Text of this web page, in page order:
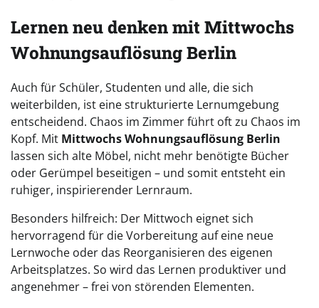
Lernen neu denken mit Mittwochs
Wohnungsauflösung Berlin
Auch für Schüler, Studenten und alle, die sich
weiterbilden, ist eine strukturierte Lernumgebung
entscheidend. Chaos im Zimmer führt oft zu Chaos im
Kopf. Mit Mittwochs Wohnungsauflösung Berlin
lassen sich alte Möbel, nicht mehr benötigte Bücher
oder Gerümpel beseitigen – und somit entsteht ein
ruhiger, inspirierender Lernraum.
Besonders hilfreich: Der Mittwoch eignet sich
hervorragend für die Vorbereitung auf eine neue
Lernwoche oder das Reorganisieren des eigenen
Arbeitsplatzes. So wird das Lernen produktiver und
angenehmer – frei von störenden Elementen.